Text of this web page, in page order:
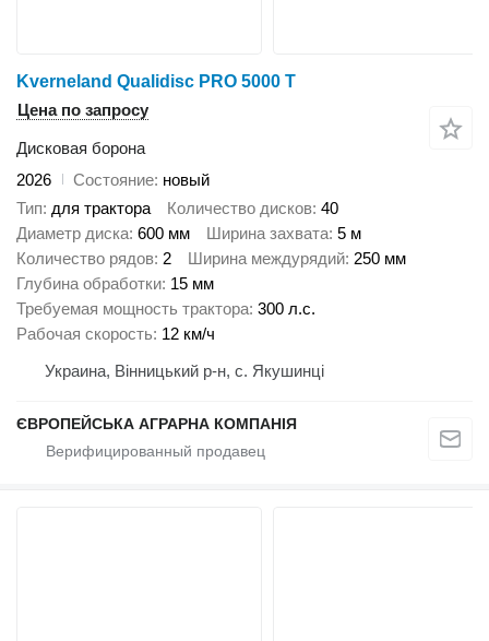
Kverneland Qualidisc PRO 5000 T
Цена по запросу
Дисковая борона
2026
Состояние новый
Тип для трактора Количество дисков 40
Диаметр диска 600 мм Ширина захвата 5 м
Количество рядов 2 Ширина междурядий 250 мм
Глубина обработки 15 мм
Требуемая мощность трактора 300 л.с.
Рабочая скорость 12 км/ч
Украина, Вінницький р-н, с. Якушинці
ЄВРОПЕЙСЬКА АГРАРНА КОМПАНІЯ